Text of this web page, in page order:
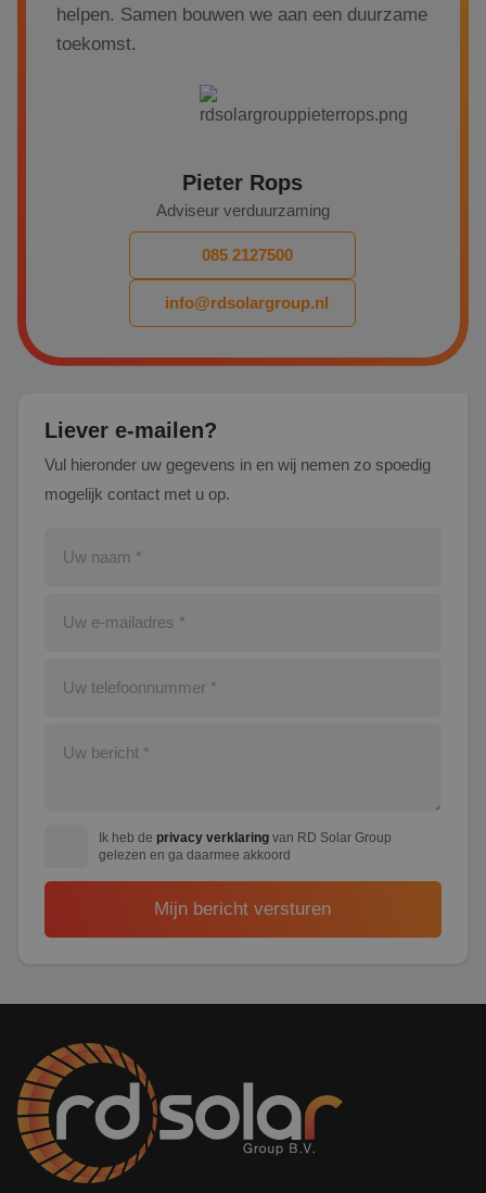
ongeveer 400 x 0,8 dus320 kWh per jaar.
helpen. Samen bouwen we aan een duurzame
toekomst.
Pieter Rops
Adviseur verduurzaming
085 2127500
info@rdsolargroup.nl
Liever e-mailen?
Vul hieronder uw gegevens in en wij nemen zo spoedig
mogelijk contact met u op.
Ik heb de privacy verklaring van RD Solar Group
gelezen en ga daarmee akkoord